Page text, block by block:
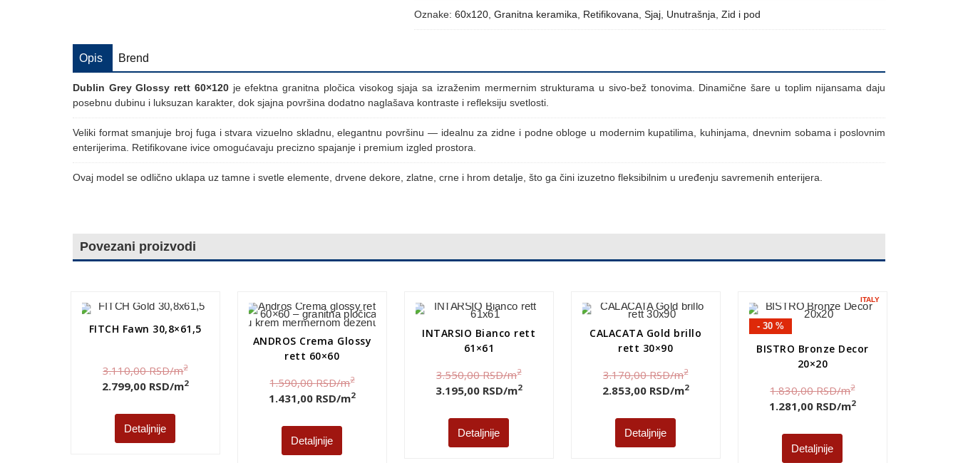
Oznake: 60x120, Granitna keramika Retifikovana Sjaj, Unutrašnja Zid i pod
Opis Brend
Dublin Grey Glossy rett 60×120je efektna granitna pločica visokog sjaja sa izraženim mermernim strukturama u sivo-bež tonovima. Dinamične šare u toplim nijansama daju
posebnu dubinu i luksuzan karakter, dok sjajna površina dodatno naglašava kontraste i refleksiju svetlosti.
Veliki format smanjuje broj fuga i stvara vizuelno skladnu, elegantnu površinu — idealnu za zidne i podne obloge u modernim kupatilima, kuhinjama, dnevnim sobama i poslovnim
enterijerima. Retifikovane ivice omogućavaju precizno spajanje i premium izgled prostora.
Ovaj model se odlično uklapa uz tamne i svetle elemente, drvene dekore, zlatne, crne i hrom detalje, što ga čini izuzetno fleksibilnim u uređenju savremenih enterijera.
Povezani proizvodi
FITCH Fawn 30,8×61,5
3.110,00RSD/m2
2.799,00 RSD/m2
Detaljnije
ANDROS Crema Glossy
rett 60×60
1.590,00RSD/m2
1.431,00 RSD/m2
Detaljnije
INTARSIO Bianco rett
61×61
3.550,00RSD/m2
3.195,00 RSD/m2
Detaljnije
CALACATA Gold brillo
rett 30×90
3.170,00RSD/m2
2.853,00 RSD/m2
Detaljnije
- 30 %
ITALY
BISTRO Bronze Decor
20×20
1.830,00RSD/m2
1.281,00 RSD/m2
Detaljnije